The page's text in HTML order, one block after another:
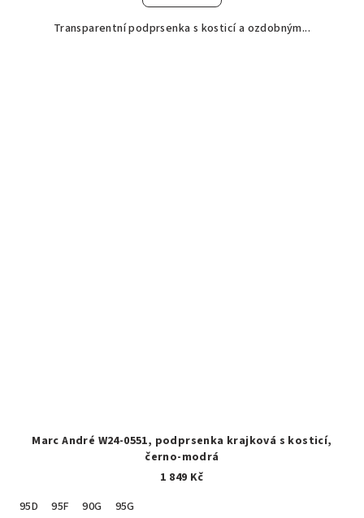
Transparentní podprsenka s kosticí a ozdobným...
Marc André W24-0551, podprsenka krajková s kosticí,
černo-modrá
1 849 Kč
95D
95F 90G
95G